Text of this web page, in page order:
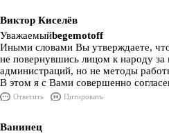
Виктор Киселёв
Уважаемыйbegemotoff
Иными словами Вы утверждаете,
не повернувшись лицом к народу
администраций, но не методы
В этом я с Вами совершенно
Ответить Цитировать
Ванинец